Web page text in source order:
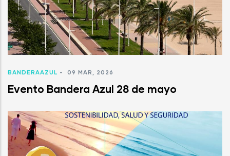
BANDERAAZUL - 09 MAR, 2026
Evento Bandera Azul 28 de mayo